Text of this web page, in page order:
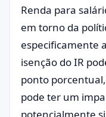
Renda para
em torno da
especificamente
isenção do IR
ponto
pode ter um